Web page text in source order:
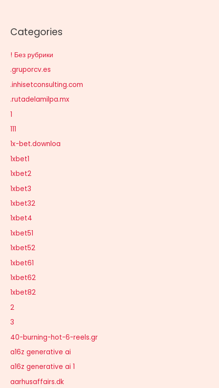
Categories
! Без рубрики
.gruporcv.es
.inhisetconsulting.com
.rutadelamilpa.mx
1
111
1x-bet.downloa
1xbet1
1xbet2
1xbet3
1xbet32
1xbet4
1xbet51
1xbet52
1xbet61
1xbet62
1xbet82
2
3
40-burning-hot-6-reels.gr
a16z generative ai
a16z generative ai 1
aarhusaffairs.dk